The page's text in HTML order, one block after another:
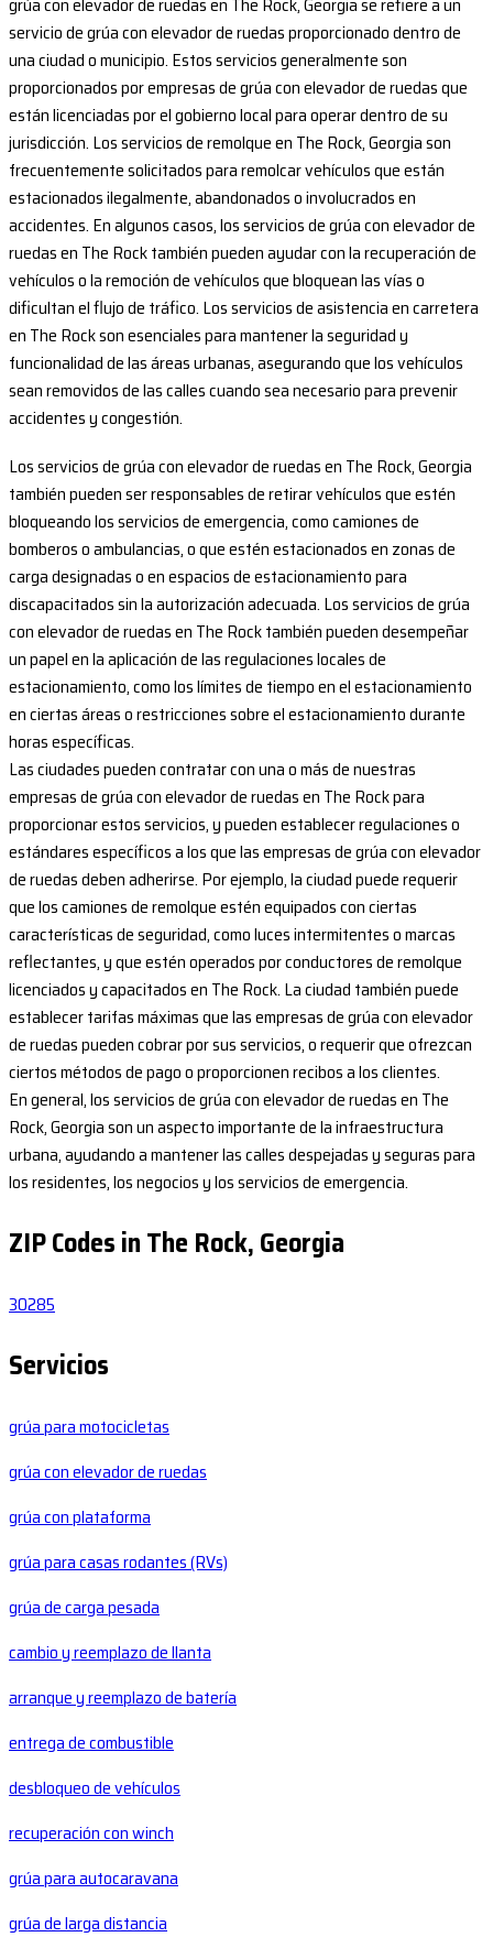
servicio de grúa con elevador de ruedas proporcionado dentro de
una ciudad o municipio. Estos servicios generalmente son
proporcionados por empresas de grúa con elevador de ruedas que
están licenciadas por el gobierno local para operar dentro de su
jurisdicción. Los servicios de remolque en The Rock, Georgia son
frecuentemente solicitados para remolcar vehículos que están
estacionados ilegalmente, abandonados o involucrados en
accidentes. En algunos casos, los servicios de grúa con elevador de
ruedas en The Rock también pueden ayudar con la recuperación de
vehículos o la remoción de vehículos que bloquean las vías o
dificultan el flujo de tráfico. Los servicios de asistencia en carretera
en The Rock son esenciales para mantener la seguridad y
funcionalidad de las áreas urbanas, asegurando que los vehículos
sean removidos de las calles cuando sea necesario para prevenir
accidentes y congestión.
Los servicios de grúa con elevador de ruedas en The Rock, Georgia
también pueden ser responsables de retirar vehículos que estén
bloqueando los servicios de emergencia, como camiones de
bomberos o ambulancias, o que estén estacionados en zonas de
carga designadas o en espacios de estacionamiento para
discapacitados sin la autorización adecuada. Los servicios de grúa
con elevador de ruedas en The Rock también pueden desempeñar
un papel en la aplicación de las regulaciones locales de
estacionamiento, como los límites de tiempo en el estacionamiento
en ciertas áreas o restricciones sobre el estacionamiento durante
horas específicas.
Las ciudades pueden contratar con una o más de nuestras
empresas de grúa con elevador de ruedas en The Rock para
proporcionar estos servicios, y pueden establecer regulaciones o
estándares específicos a los que las empresas de grúa con elevador
de ruedas deben adherirse. Por ejemplo, la ciudad puede requerir
que los camiones de remolque estén equipados con ciertas
características de seguridad, como luces intermitentes o marcas
reflectantes, y que estén operados por conductores de remolque
licenciados y capacitados en The Rock. La ciudad también puede
establecer tarifas máximas que las empresas de grúa con elevador
de ruedas pueden cobrar por sus servicios, o requerir que ofrezcan
ciertos métodos de pago o proporcionen recibos a los clientes.
En general, los servicios de grúa con elevador de ruedas en The
Rock, Georgia son un aspecto importante de la infraestructura
urbana, ayudando a mantener las calles despejadas y seguras para
los residentes, los negocios y los servicios de emergencia.
ZIP Codes in The Rock, Georgia
30285
Servicios
grúa para motocicletas
grúa con elevador de ruedas
grúa con plataforma
grúa para casas rodantes (RVs)
grúa de carga pesada
cambio y reemplazo de llanta
arranque y reemplazo de batería
entrega de combustible
desbloqueo de vehículos
recuperación con winch
grúa para autocaravana
grúa de larga distancia